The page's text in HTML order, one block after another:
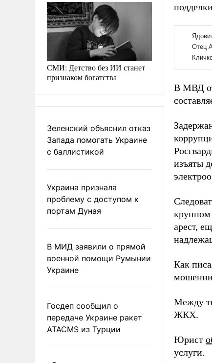
СМИ: Детство без ИИ станет
признаком богатства
Зеленский объяснил отказ
Запада помогать Украине
с баллистикой
Украина признала
проблему с доступом к
портам Дуная
В МИД заявили о прямой
военной помощи Румынии
Украине
Госдеп сообщил о
передаче Украине ракет
ATACMS из Турции
В МВД
изъяты
крупном
арест,
Как
Между
ЖКХ.
Юрист
услуги.